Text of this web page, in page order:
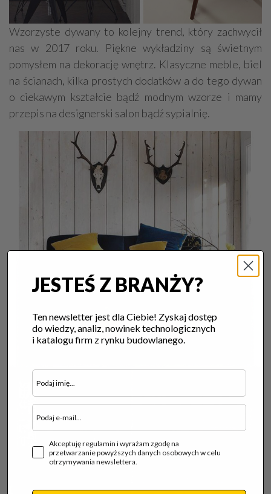
Wzorzyste dywany to kolejny trend, który zachwycił
nas w 2017 roku. Piękne wykładziny są świetnym
pomysłem na dekorację wnętrz. Klasyczne meble, biel
na ścianach, kilka prostych dodatków a do tego dywan
o ciekawym kształcie bądź modnym wzorze i mamy
przepis na designerski salon bądź sypialnię.
JESTEŚ Z BRANŻY?
Ten newsletter jest dla Ciebie! Zyskaj dostęp
do wiedzy, analiz, nowinek technologicznych
i katalogu firm z rynku budowlanego.
Akceptuję regulamin i wyrażam zgodę na
przetwarzanie powyższych danych osobowych w celu
otrzymywania newslettera.